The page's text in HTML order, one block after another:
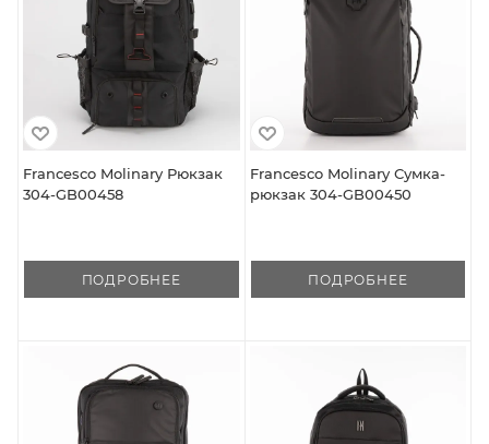
Francesco Molinary Рюкзак
304-GB00458
ПОДРОБНЕЕ
Francesco Molinary Сумка-
рюкзак 304-GB00450
ПОДРОБНЕЕ